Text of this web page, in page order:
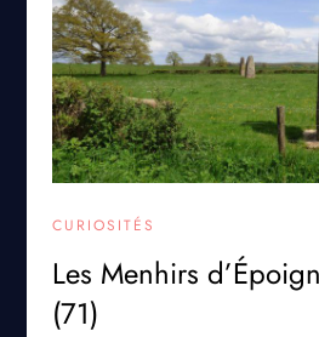
CURIOSITÉS
Les Menhirs
(71)